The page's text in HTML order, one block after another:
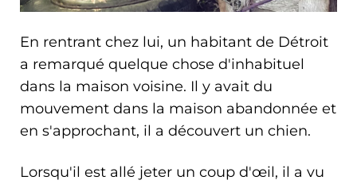
En rentrant chez lui, un habitant de Détroit
a remarqué quelque chose d'inhabituel
dans la maison voisine. Il y avait du
mouvement dans la maison abandonnée et
en s'approchant, il a découvert un chien.
Lorsqu'il est allé jeter un coup d'œil, il a vu